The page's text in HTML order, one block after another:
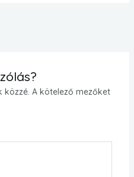
közzé. A kötelező mezőket